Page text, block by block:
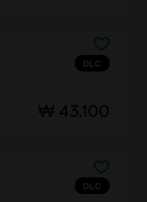
DLC
₩ 43,100
DLC